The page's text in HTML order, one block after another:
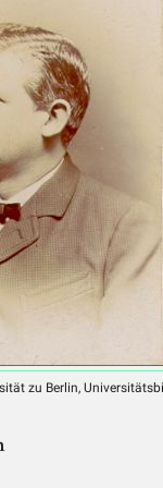
zu Berlin,